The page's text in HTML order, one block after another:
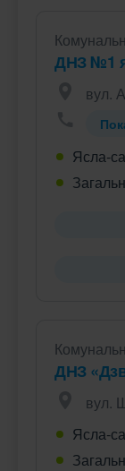
ДНЗ №1
вул.
Ясла-
ДНЗ
вул.
Ясла-